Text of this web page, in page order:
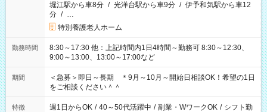
堀江駅から車8分 / 光洋台駅から車9分 / 伊予和気駅から車12
分 / …
特別養護老人ホーム
勤務時間
8:30～17:30 他：上記時間内1日4時間～勤務可 8:30～12:30、
9:00～13:00、13:00～17:00など
期間
＜急募＞即日～長期 ＊9月～10月～開始日相談OK！希望の1日
をご相談ください＾＾
特徴 週1日からOK / 40～50代活躍中 / 副業・WワークOK / シフト勤